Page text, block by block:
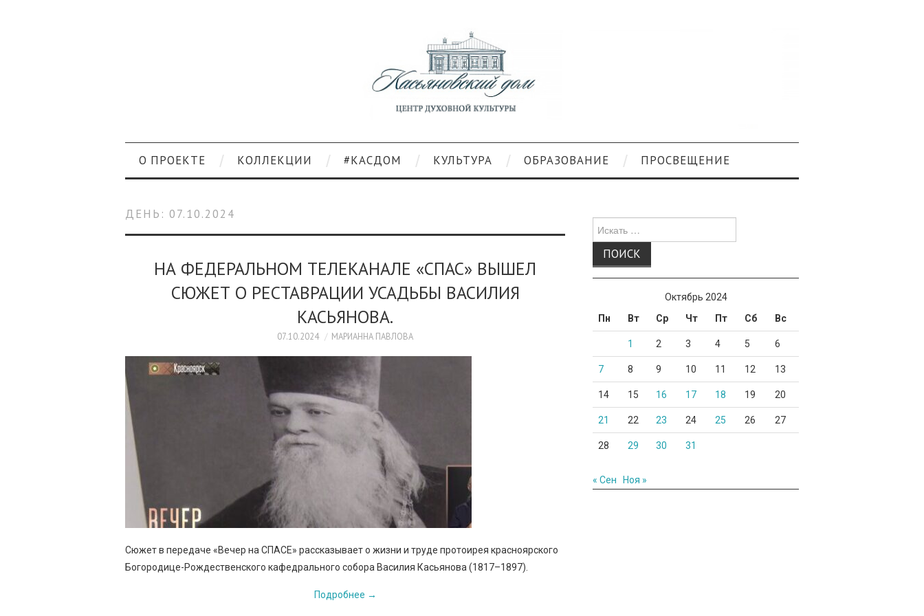
О ПРОЕКТЕ КОЛЛЕКЦИИ #КАСДОМ КУЛЬТУРА ОБРАЗОВАНИЕ ПРОСВЕЩЕНИЕ
ДЕНЬ: 07.10.2024
НА ФЕДЕРАЛЬНОМ ТЕЛЕКАНАЛЕ «СПАС» ВЫШЕЛ
СЮЖЕТ О РЕСТАВРАЦИИ УСАДЬБЫ ВАСИЛИЯ
КАСЬЯНОВА.
07.10.2024 МАРИАННА ПАВЛОВА
Сюжет в передаче «Вечер на СПАСЕ» рассказывает о жизни и труде протоирея красноярского
Богородице-Рождественского кафедрального собора Василия Касьянова (1817–1897).
Подробнее →
для:
Октябрь 2024
Пн
Вт Ср Чт Пт Сб Вс
1 2 3 4 5 6
7 8 9 10 11 12 13
14 15 16 17 18 19 20
21 22 23 24 25 26 27
28 29 30 31
« Сен Ноя »